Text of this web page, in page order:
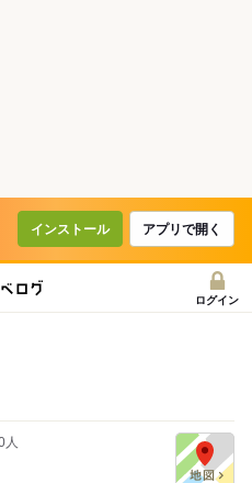
インストール アプリで開く
ログイン
人